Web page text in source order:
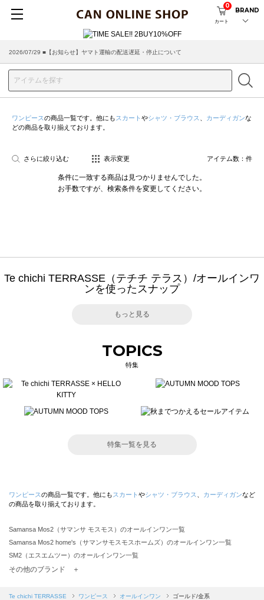
カート
0
BRAND
2026/07/29 ■【お知らせ】ヤマト運輸の配送遅延・停止について
ワンピースの商品一覧です。他にも スカート やシャツ・ブラウス カーディガンな
どの商品を取り揃えております。
さらに絞り込む 表示変更 アイテム数： 件
条件に一致する商品は見つかりませんでした。
お手数ですが、検索条件を変更してください。
Te chichi TERRASSE（テチチ テラス）/オールインワ
ンを使ったスナップ
もっと見る
TOPICS
特集
特集一覧を見る
ワンピースの商品一覧です。他にも スカート やシャツ・ブラウス カーディガンなど
の商品を取り揃えております。
Samansa Mos2（サマンサ モスモス）のオールインワン一覧
Samansa Mos2 home's（サマンサモスモスホームズ）のオールインワン一覧
SM2（エスエムツー）のオールインワン一覧
Samansa Mos2 blue（サマンサモスモス ブルー）のオールインワン一覧
その他のブランド ＋
Te chichi TERRASSE ワンピース オールインワン ゴールド/金系